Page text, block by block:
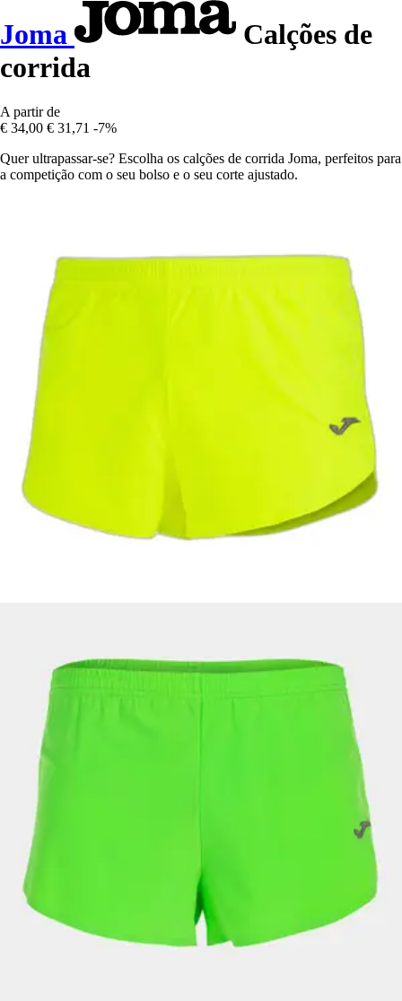
Joma
Calções de
corrida
A partir de
€ 34,00 € 31,71 -7%
Quer ultrapassar-se? Escolha os calções de corrida Joma, perfeitos para
a competição com o seu bolso e o seu corte ajustado.